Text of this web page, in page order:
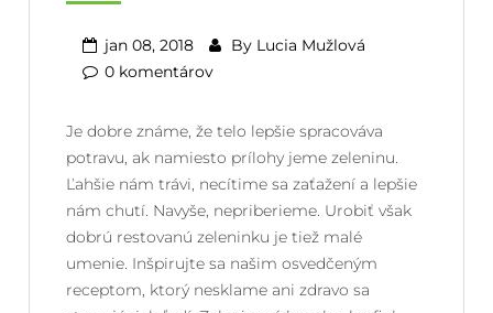
jan 08, 2018 By Lucia Mužlová
0 komentárov
Je dobre známe, že telo lepšie spracováva
potravu, ak namiesto prílohy jeme zeleninu.
Ľahšie nám trávi, necítime sa zaťažení a lepšie
nám chutí. Navyše, nepriberieme. Urobiť však
dobrú restovanú zeleninku je tiež malé
umenie. Inšpirujte sa našim osvedčeným
receptom, ktorý nesklame ani zdravo sa